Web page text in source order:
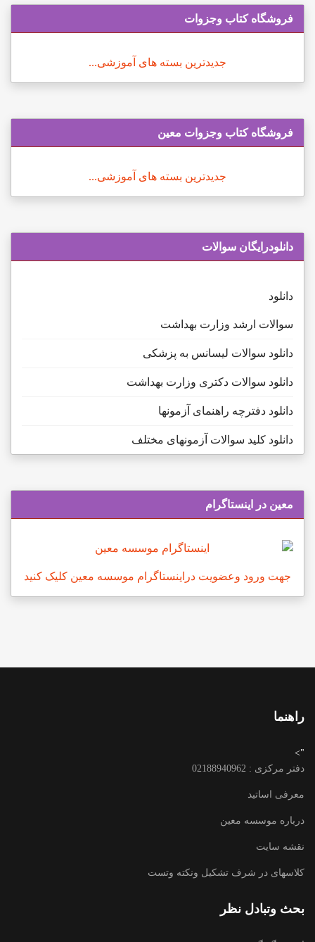
فروشگاه کتاب وجزوات
جدیدترین بسته های آموزشی...
فروشگاه کتاب وجزوات معین
جدیدترین بسته های آموزشی...
دانلودرایگان سوالات
دانلود
سوالات ارشد وزارت بهداشت
دانلود سوالات لیسانس به پزشکی
دانلود سوالات دکتری وزارت بهداشت
دانلود دفترچه راهنمای آزمونها
دانلود کلید سوالات آزمونهای مختلف
معین در اینستاگرام
جهت ورود وعضویت دراینستاگرام موسسه معین کلیک کنید
راهنما
">
دفتر مرکزی : 02188940962
معرفی اساتید
درباره موسسه معین
نقشه سایت
کلاسهای در شرف تشکیل ونکته وتست
بحث وتبادل نظر